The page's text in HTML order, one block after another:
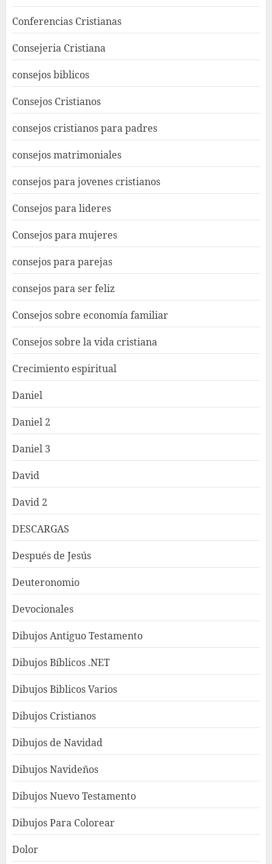
Conferencias Cristianas
Consejeria Cristiana
consejos biblicos
Consejos Cristianos
consejos cristianos para padres
consejos matrimoniales
consejos para jovenes cristianos
Consejos para lideres
Consejos para mujeres
consejos para parejas
consejos para ser feliz
Consejos sobre economía familiar
Consejos sobre la vida cristiana
Crecimiento espiritual
Daniel
Daniel 2
Daniel 3
David
David 2
DESCARGAS
Después de Jesús
Deuteronomio
Devocionales
Dibujos Antiguo Testamento
Dibujos Bíblicos .NET
Dibujos Biblicos Varios
Dibujos Cristianos
Dibujos de Navidad
Dibujos Navideños
Dibujos Nuevo Testamento
Dibujos Para Colorear
Dolor